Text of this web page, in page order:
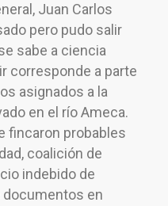
Juan Carlos
pero pudo salir
sabe a ciencia
corresponde a parte
asignados a la
en el río Ameca.
fincaron probables
coalición de
indebido de
en